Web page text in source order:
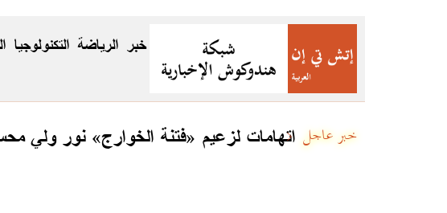
التكنولوجيا الرياضة خبر
اتهامات لزعيم «فتنة الخوارج» نور ولي خبر عاجل